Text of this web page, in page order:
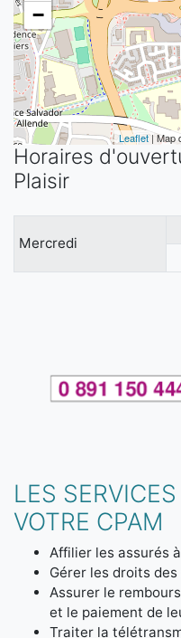
−
Leaflet| Map
Horaires
Plaisir
Mercredi
LES
VOTRE CPAM
Affilier les assurés
Gérer les droits des
Assurer le
et le paiement de
Traiter la